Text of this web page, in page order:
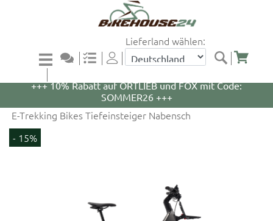
Lieferland wählen:
+++ 5% Rabatt auf WOOM Bikes und Zubehör mit
+++ 10% Rabatt auf ORTLIEB und FOX mit Code:
SOMMER26 +++
E-Trekking Bikes Tiefeinsteiger Nabensch
- 15%